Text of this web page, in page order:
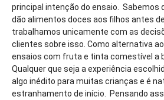
principal intenção do ensaio. Sabemos
dão alimentos doces aos filhos antes
trabalhamos unicamente com as
clientes sobre isso. Como alternativa
ensaios com fruta e tinta comestível a
Qualquer que seja a experiência
algo inédito para muitas crianças e é
estranhamento de início. Pensando